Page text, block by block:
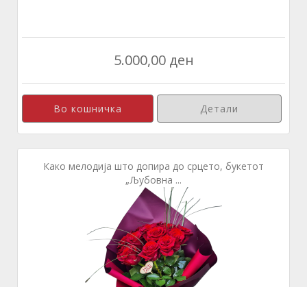
5.000,00 ден
Детали
Како мелодија што допира до срцето, букетот
„Љубовна ...